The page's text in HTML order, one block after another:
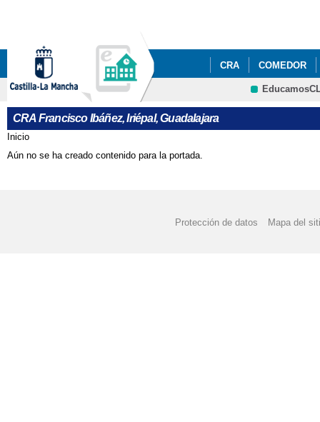
CRA COMEDOR
FESTIVIDADES/
CRA Francisco Ibáñez, Iriépal, Guadalajara
Se encuentra usted aquí
Inicio
Aún no se ha creado contenido para la portada.
Protección de datos Mapa del